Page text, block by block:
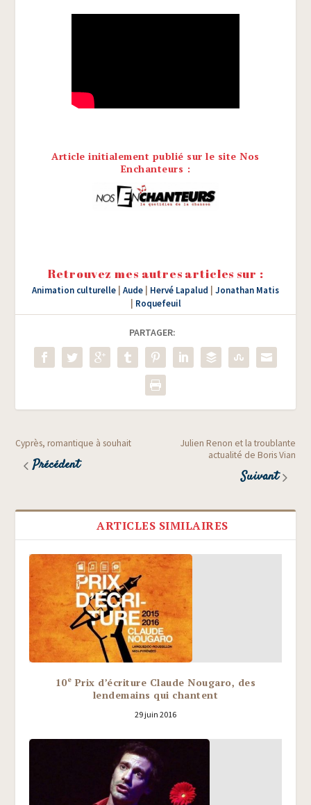
Article initialement publié sur le site Nos
Enchanteurs :
Retrouvez mes autres articles sur :
Animation culturelle Aude Hervé Lapalud
Jonathan Matis
Roquefeuil
PARTAGER:
Cyprès, romantique à souhait
Précédent
Julien Renon et la troublante
actualité de Boris Vian
Suivant
ARTICLES SIMILAIRES
10e Prix d’écriture Claude Nougaro, des
lendemains qui chantent
29 juin 2016